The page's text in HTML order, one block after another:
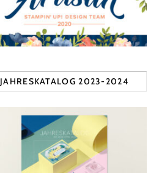
JAHRESKATALOG 2023-2024